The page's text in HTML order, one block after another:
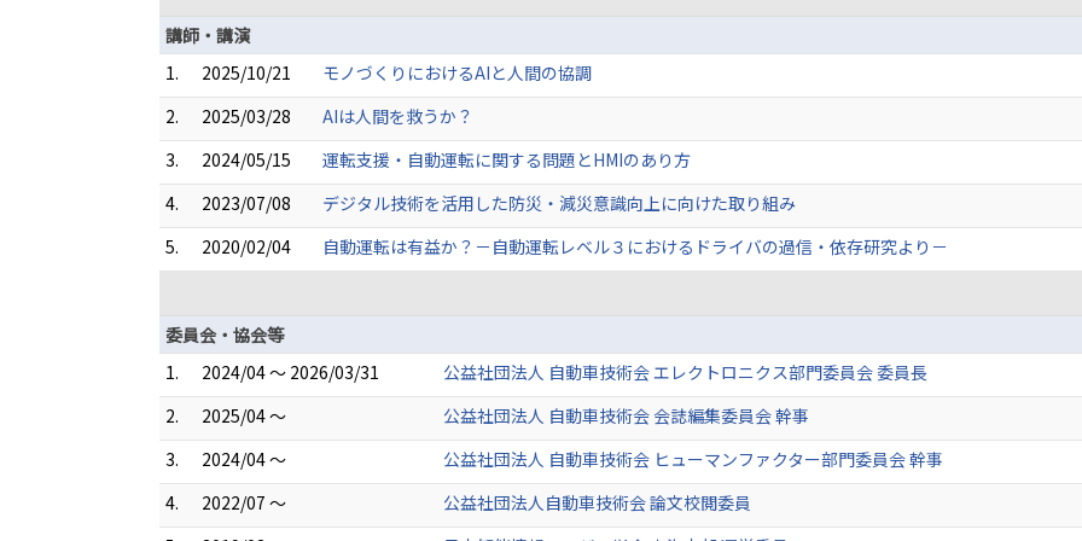
講師・講演
1.
2025/10/21
モノづくりにおけるAIと人間の協調
2.
2025/03/28
AIは人間を救うか？
3.
2024/05/15
運転支援・自動運転に関する問題とHMIのあり方
4.
2023/07/08
デジタル技術を活用した防災・減災意識向上に向けた取り組み
5.
2020/02/04
自動運転は有益か？－自動運転レベル３におけるドライバの過信・依存研究より－
委員会・協会等
1.
2024/04 ～ 2026/03/31
公益社団法人 自動車技術会 エレクトロニクス部門委員会 委員長
2.
2025/04 ～
公益社団法人 自動車技術会 会誌編集委員会 幹事
3.
2024/04 ～
公益社団法人 自動車技術会 ヒューマンファクター部門委員会 幹事
4.
2022/07 ～
公益社団法人自動車技術会 論文校閲委員